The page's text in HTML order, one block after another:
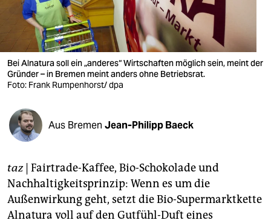
verlag
verlag
veranstaltungen
shop
fragen & hilfe
unterstützen
genossenschaft
epaper login
Bei Alnatura soll ein „anderes“ Wirtschaften möglich sein, meint der
Gründer – in Bremen meint anders ohne Betriebsrat.
Foto: Frank Rumpenhorst/ dpa
Aus Bremen Jean-Philipp Baeck
taz| Fairtrade-Kaffee, Bio-Schokolade und
Nachhaltigkeitsprinzip: Wenn es um die
Außenwirkung geht, setzt die Bio-Supermarktkette
Alnatura voll auf den Gutfühl-Duft eines